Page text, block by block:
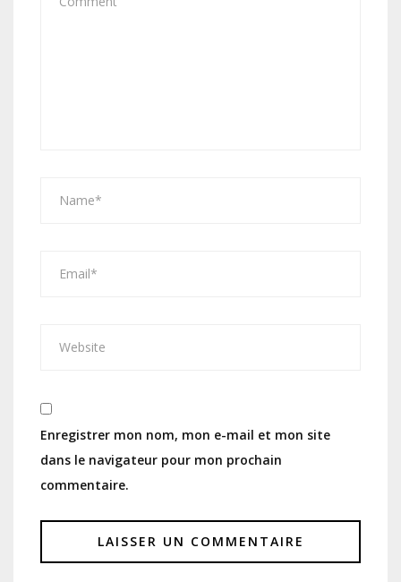
Enregistrer mon nom, mon e-mail et mon site
dans le navigateur pour mon prochain
commentaire.